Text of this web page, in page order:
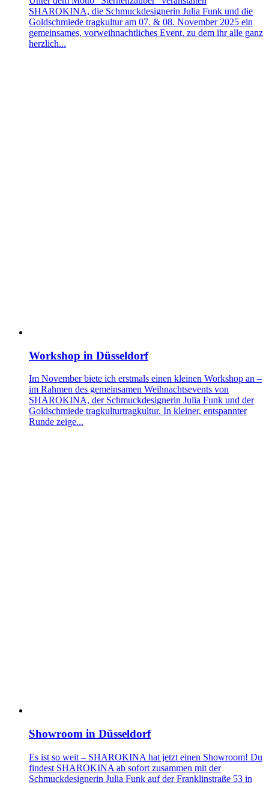
SHAROKINA, die Schmuckdesignerin Julia Funk und die
Goldschmiede tragkultur am 07. & 08. November 2025 ein
gemeinsames, vorweihnachtliches Event, zu dem ihr alle ganz
herzlich...
Workshop in Düsseldorf
Im November biete ich erstmals einen kleinen Workshop an –
im Rahmen des gemeinsamen Weihnachtsevents von
SHAROKINA, der Schmuckdesignerin Julia Funk und der
Goldschmiede tragkulturtragkultur. In kleiner, entspannter
Runde zeige...
Showroom in Düsseldorf
Es ist so weit – SHAROKINA hat jetzt einen Showroom! Du
findest SHAROKINA ab sofort zusammen mit der
Schmuckdesignerin Julia Funk auf der Franklinstraße 53 in